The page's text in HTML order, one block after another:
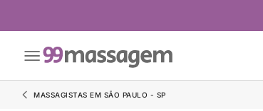
MASSAGISTAS EM SÃO PAULO - SP